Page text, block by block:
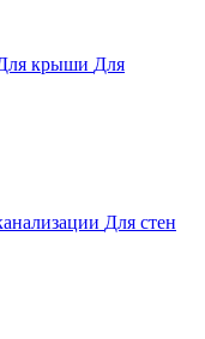
крыши Для
Для стен